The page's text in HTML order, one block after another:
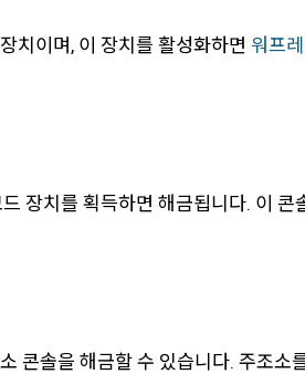
치이며, 이 장치를 활성화하면 워프
장치를 획득하면 해금됩니다. 이 콘
콘솔을 해금할 수 있습니다. 주조소